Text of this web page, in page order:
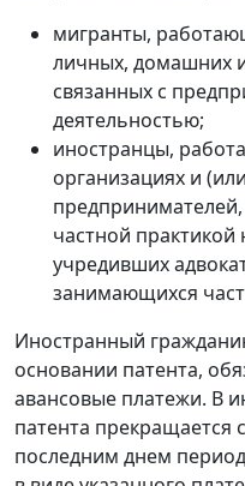
мигранты,
личных, домашних
связанных с
деятельностью;
иностранцы,
организациях и
частной практикой
учредивших
занимающихся
Иностранный
основании патента,
авансовые платежи. В
патента прекращается
последним днем